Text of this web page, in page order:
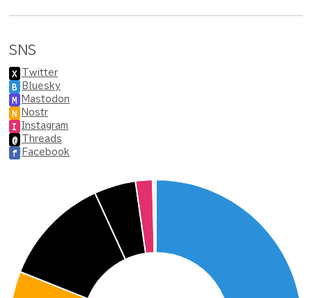
SNS
X Twitter
B Bluesky
M Mastodon
N Nostr
I Instagram
@ Threads
f Facebook